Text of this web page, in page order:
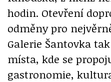
hodin. Otevření
odměny pro
Galerie Šantovka
místa, kde se
gastronomie,